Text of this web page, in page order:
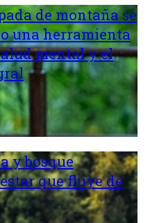
de montaña se
una herramienta
mental y el
y bosque
que fluye de